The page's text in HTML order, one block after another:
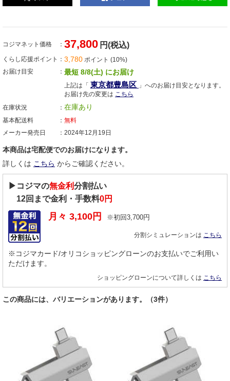
コジマネット価格 37,800 円(税込)
くらし応援ポイント 3,780 ポイント (10%)
お届け目安
最短 8/8(土) にお届け
上記は「 東京都豊島区 」へのお届け目安となります。
お届け先の変更は こちら
在庫状況
在庫あり
基本配送料
無料
メーカー発売日
2024年12月19日
本商品は宅配便でのお届けになります。
詳しくは こちら からご確認ください。
▶コジマの無金利分割払い
12回まで金利・手数料0円
月々 3,100 円 ※初回3,700円
分割シミュレーションは こちら
※コジマカード/オリコショッピングローンのお支払いでご利用い
ただけます。
ショッピングローンについて詳しくは こちら
この商品には、バリエーションがあります。（3件）